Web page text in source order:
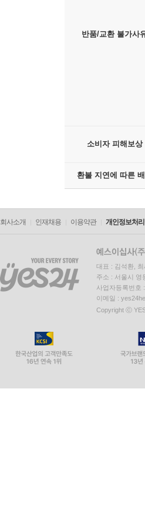
반품/교환 불가사
소비자 피해보상
환불 지연에 따른
회사소개 인재채용 이용약관 개인정보처
대표 : 김석환,
주소 : 서울시 영
사업자등록번호
이메일 :
Copyright ⓒ